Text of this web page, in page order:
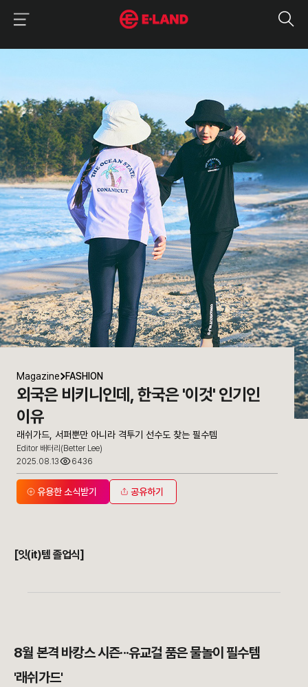
매거진 상세보기
Magazine FASHION
외국은 비키니인데, 한국은 '이것' 인기인
이유
래쉬가드, 서퍼뿐만 아니라 격투기 선수도 찾는 필수템
Editor 배터리(Better Lee)
2025.08.13
6436
유용한 소식받기 공유하기
[잇(it)템 졸업식]
8월 본격 바캉스 시즌···유교걸 품은 물놀이 필수템
'래쉬가드'